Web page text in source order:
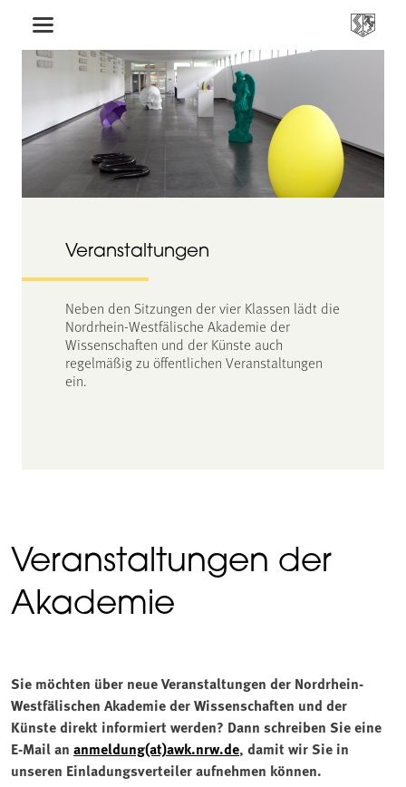
Veranstaltungen
Neben den Sitzungen der vier Klassen lädt die
Nordrhein-Westfälische Akademie der
Wissenschaften und der Künste auch
regelmäßig zu öffentlichen Veranstaltungen
ein.
Veranstaltungen der
Akademie
Sie möchten über neue Veranstaltungen der Nordrhein-
Westfälischen Akademie der Wissenschaften und der
Künste direkt informiert werden? Dann schreiben Sie eine
E-Mail an anmeldung(at)awk.nrw.de, damit wir Sie in
unseren Einladungsverteiler aufnehmen können.